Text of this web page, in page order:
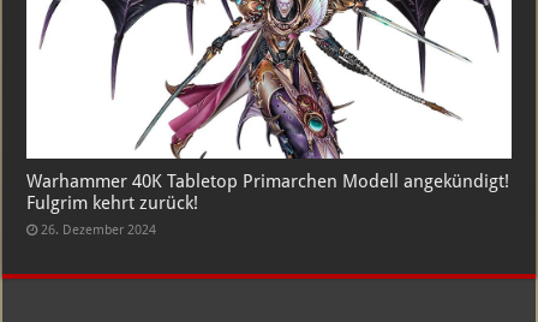
Warhammer 40K Tabletop Primarchen Modell angekündigt!
Fulgrim kehrt zurück!
26. Dezember 2024